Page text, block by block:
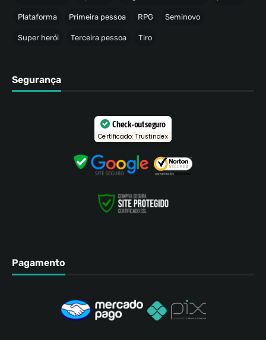
Plataforma Primeira pessoa RPG Seminovo
Super herói Terceira pessoa Tiro
Segurança
Check-out seguro
Certificado: Trustindex
Pagamento